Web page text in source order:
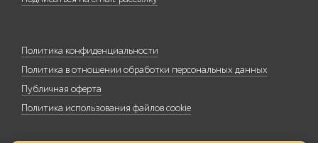
Политика конфиденциальности
Политика в отношении обработки персональных данных
Публичная оферта
Политика использования файлов cookie